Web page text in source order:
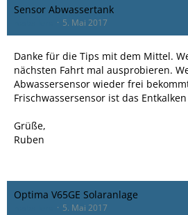
Sensor Abwassertank
5. Mai 2017
Danke für die Tips mit dem Mittel.
nächsten Fahrt mal ausprobieren.
Abwassersensor wieder frei
Frischwassersensor ist das
Grüße,
Ruben
Optima V65GE Solaranlage
5. Mai 2017